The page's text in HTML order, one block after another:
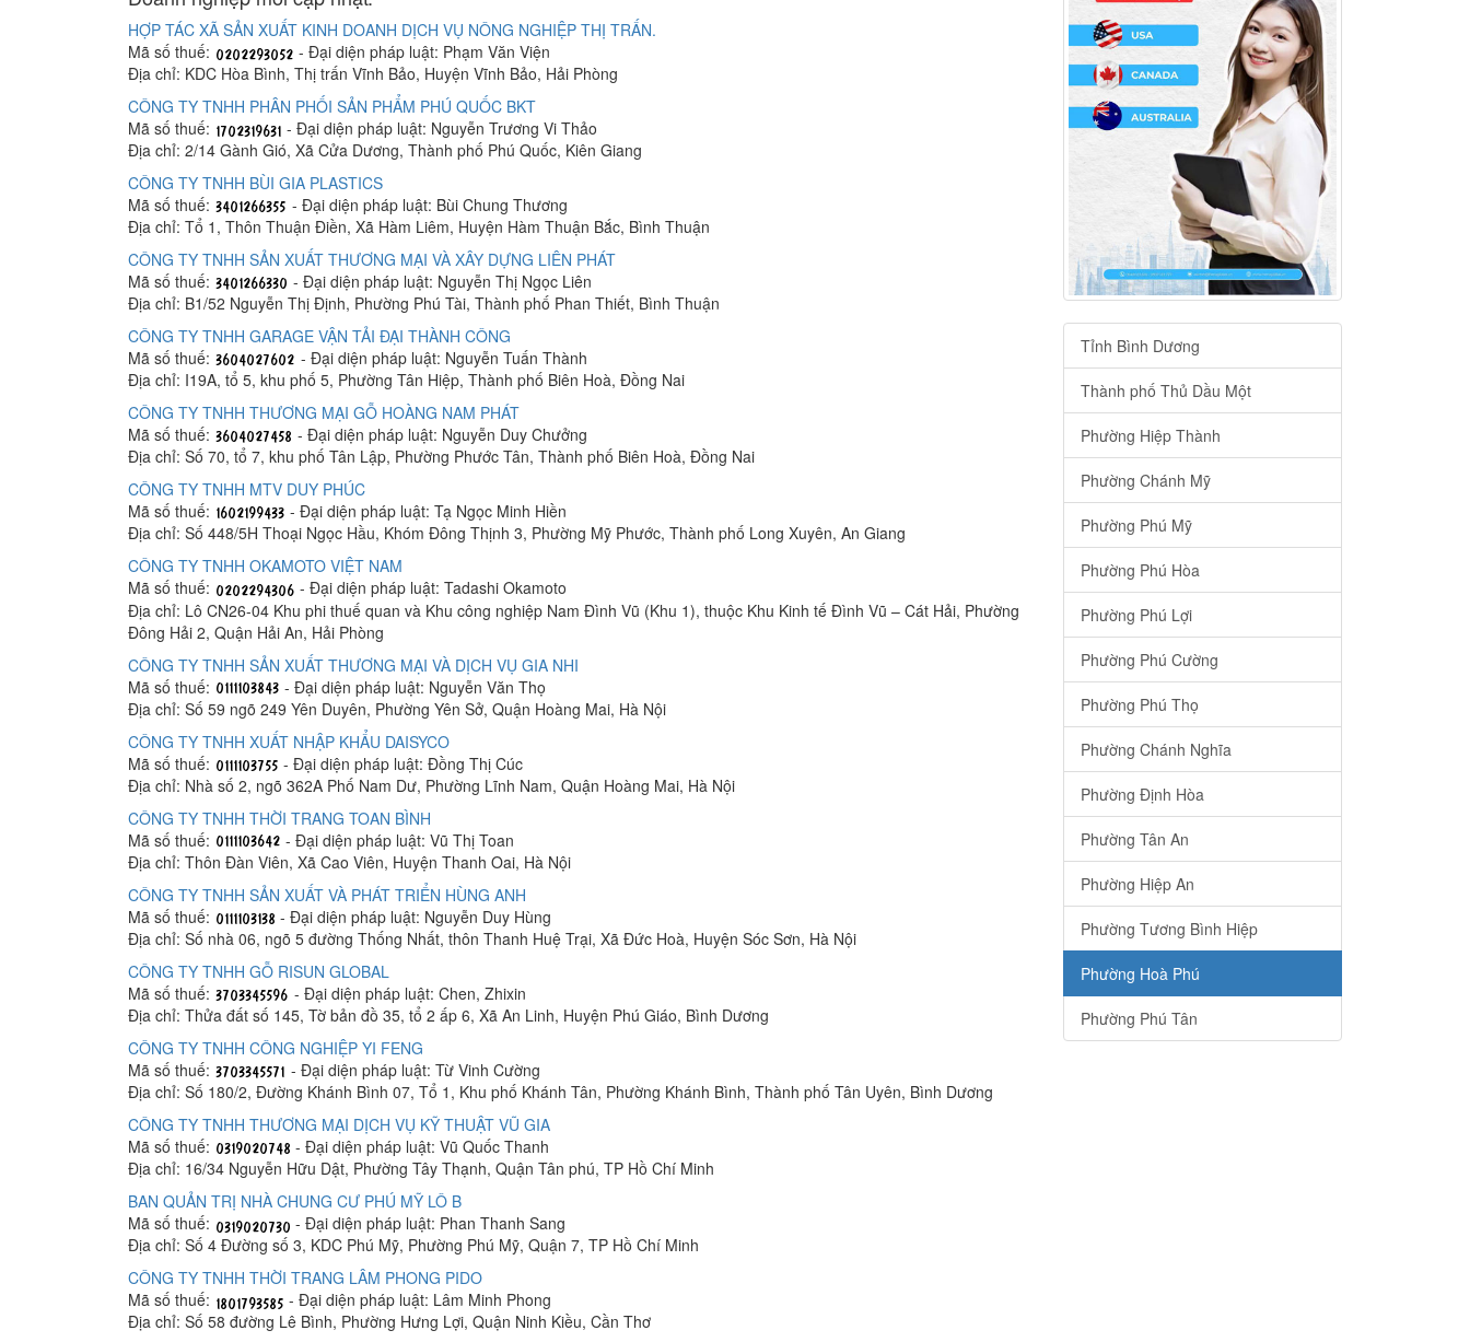
HỢP TÁC XÃ SẢN XUẤT KINH DOANH DỊCH VỤ NÔNG NGHIỆP THỊ TRẤN.
Mã số thuế:
- Đại diện pháp luật: Phạm Văn Viện
Địa chỉ: KDC Hòa Bình, Thị trấn Vĩnh Bảo, Huyện Vĩnh Bảo, Hải Phòng
CÔNG TY TNHH PHÂN PHỐI SẢN PHẨM PHÚ QUỐC BKT
Mã số thuế:
- Đại diện pháp luật: Nguyễn Trương Vi Thảo
Địa chỉ: 2/14 Gành Gió, Xã Cửa Dương, Thành phố Phú Quốc, Kiên Giang
CÔNG TY TNHH BÙI GIA PLASTICS
Mã số thuế:
- Đại diện pháp luật: Bùi Chung Thương
Địa chỉ: Tổ 1, Thôn Thuận Điền, Xã Hàm Liêm, Huyện Hàm Thuận Bắc, Bình Thuận
CÔNG TY TNHH SẢN XUẤT THƯƠNG MẠI VÀ XÂY DỰNG LIÊN PHÁT
Mã số thuế:
- Đại diện pháp luật: Nguyễn Thị Ngọc Liên
Địa chỉ: B1/52 Nguyễn Thị Định, Phường Phú Tài, Thành phố Phan Thiết, Bình Thuận
CÔNG TY TNHH GARAGE VẬN TẢI ĐẠI THÀNH CÔNG
Mã số thuế:
- Đại diện pháp luật: Nguyễn Tuấn Thành
Địa chỉ: I19A, tổ 5, khu phố 5, Phường Tân Hiệp, Thành phố Biên Hoà, Đồng Nai
CÔNG TY TNHH THƯƠNG MẠI GỖ HOÀNG NAM PHÁT
Mã số thuế:
- Đại diện pháp luật: Nguyễn Duy Chưởng
Địa chỉ: Số 70, tổ 7, khu phố Tân Lập, Phường Phước Tân, Thành phố Biên Hoà, Đồng Nai
CÔNG TY TNHH MTV DUY PHÚC
Mã số thuế:
- Đại diện pháp luật: Tạ Ngọc Minh Hiền
Địa chỉ: Số 448/5H Thoại Ngọc Hầu, Khóm Đông Thịnh 3, Phường Mỹ Phước, Thành phố Long Xuyên, An Giang
CÔNG TY TNHH OKAMOTO VIỆT NAM
Mã số thuế:
- Đại diện pháp luật: Tadashi Okamoto
Địa chỉ: Lô CN26-04 Khu phi thuế quan và Khu công nghiệp Nam Đình Vũ (Khu 1), thuộc Khu Kinh tế Đình Vũ – Cát Hải, Phường
Đông Hải 2, Quận Hải An, Hải Phòng
CÔNG TY TNHH SẢN XUẤT THƯƠNG MẠI VÀ DỊCH VỤ GIA NHI
Mã số thuế:
- Đại diện pháp luật: Nguyễn Văn Thọ
Địa chỉ: Số 59 ngõ 249 Yên Duyên, Phường Yên Sở, Quận Hoàng Mai, Hà Nội
CÔNG TY TNHH XUẤT NHẬP KHẨU DAISYCO
Mã số thuế:
- Đại diện pháp luật: Đồng Thị Cúc
Địa chỉ: Nhà số 2, ngõ 362A Phố Nam Dư, Phường Lĩnh Nam, Quận Hoàng Mai, Hà Nội
CÔNG TY TNHH THỜI TRANG TOAN BÌNH
Mã số thuế:
- Đại diện pháp luật: Vũ Thị Toan
Địa chỉ: Thôn Đàn Viên, Xã Cao Viên, Huyện Thanh Oai, Hà Nội
CÔNG TY TNHH SẢN XUẤT VÀ PHÁT TRIỂN HÙNG ANH
Mã số thuế:
- Đại diện pháp luật: Nguyễn Duy Hùng
Địa chỉ: Số nhà 06, ngõ 5 đường Thống Nhất, thôn Thanh Huệ Trại, Xã Đức Hoà, Huyện Sóc Sơn, Hà Nội
CÔNG TY TNHH GỖ RISUN GLOBAL
Mã số thuế:
- Đại diện pháp luật: Chen, Zhixin
Địa chỉ: Thửa đất số 145, Tờ bản đồ 35, tổ 2 ấp 6, Xã An Linh, Huyện Phú Giáo, Bình Dương
CÔNG TY TNHH CÔNG NGHIỆP YI FENG
Mã số thuế:
- Đại diện pháp luật: Từ Vinh Cường
Địa chỉ: Số 180/2, Đường Khánh Bình 07, Tổ 1, Khu phố Khánh Tân, Phường Khánh Bình, Thành phố Tân Uyên, Bình Dương
CÔNG TY TNHH THƯƠNG MẠI DỊCH VỤ KỸ THUẬT VŨ GIA
Mã số thuế:
- Đại diện pháp luật: Vũ Quốc Thanh
Địa chỉ: 16/34 Nguyễn Hữu Dật, Phường Tây Thạnh, Quận Tân phú, TP Hồ Chí Minh
BAN QUẢN TRỊ NHÀ CHUNG CƯ PHÚ MỸ LÔ B
Mã số thuế:
- Đại diện pháp luật: Phan Thanh Sang
Địa chỉ: Số 4 Đường số 3, KDC Phú Mỹ, Phường Phú Mỹ, Quận 7, TP Hồ Chí Minh
CÔNG TY TNHH THỜI TRANG LÂM PHONG PIDO
Mã số thuế:
- Đại diện pháp luật: Lâm Minh Phong
Địa chỉ: Số 58 đường Lê Bình, Phường Hưng Lợi, Quận Ninh Kiều, Cần Thơ
Tỉnh Bình Dương
Thành phố Thủ Dầu Một
Phường Hiệp Thành
Phường Chánh Mỹ
Phường Phú Mỹ
Phường Phú Hòa
Phường Phú Lợi
Phường Phú Cường
Phường Phú Thọ
Phường Chánh Nghĩa
Phường Định Hòa
Phường Tân An
Phường Hiệp An
Phường Tương Bình Hiệp
Phường Hoà Phú
Phường Phú Tân